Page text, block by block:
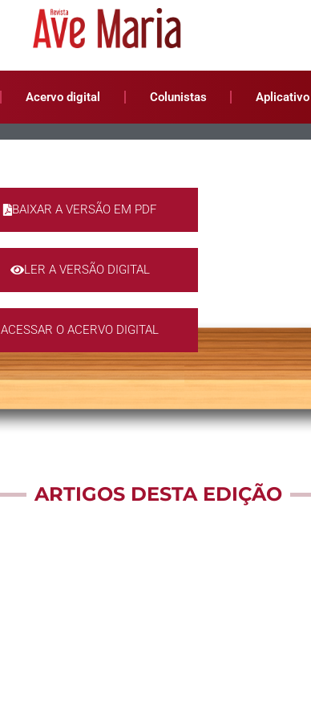
Acervo digital Colunistas Aplicativo
BAIXAR A VERSÃO EM PDF
LER A VERSÃO DIGITAL
ACESSAR O ACERVO DIGITAL
ARTIGOS DESTA EDIÇÃO